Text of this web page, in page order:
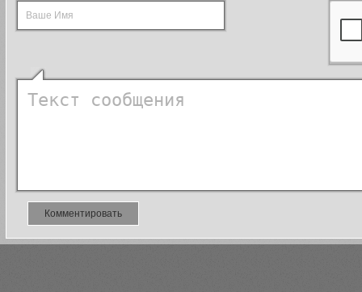
Комментировать